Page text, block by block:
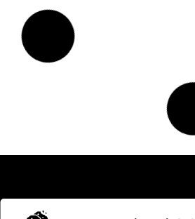
De warmte en stijl van een elektrische
Ontdek de Wereld van Zaalvoetbal in
Ontdek de Voordelen van
Ontdek Verzorgingshuis in Oosterhout
Hoe kies je de juiste benzineslang voor
Gezellige woontrends voor het najaar
Zwanger en verhuizen: zo houd je het
Versterk uw lichaam tijdens de herfst